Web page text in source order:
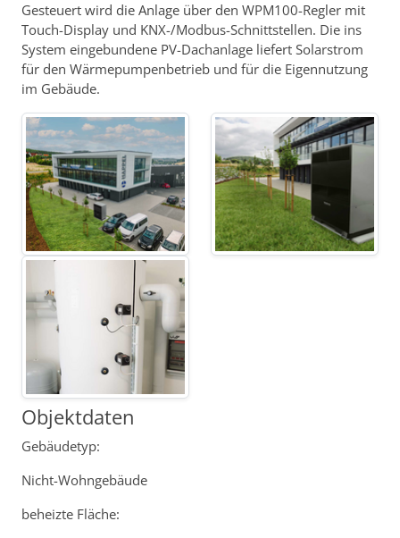
Gesteuert wird die Anlage über den WPM100-Regler mit
Touch-Display und KNX-/Modbus-Schnittstellen. Die ins
System eingebundene PV-Dachanlage liefert Solarstrom
für den Wärmepumpenbetrieb und für die Eigennutzung
im Gebäude.
Objektdaten
Gebäudetyp:
Nicht-Wohngebäude
beheizte Fläche: